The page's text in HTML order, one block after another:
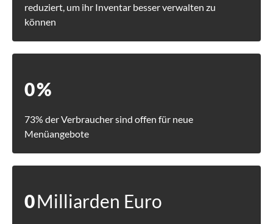
reduziert, um ihr Inventar besser verwalten zu
können
0%
73% der Verbraucher sind offen für neue
Menüangebote
0Milliarden Euro